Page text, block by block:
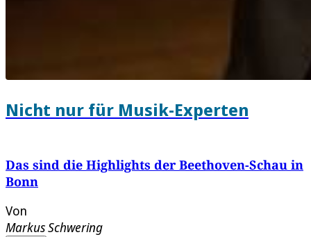
Nicht nur für Musik-Experten
Das sind die Highlights der Beethoven-Schau in
Bonn
Von
Markus Schwering